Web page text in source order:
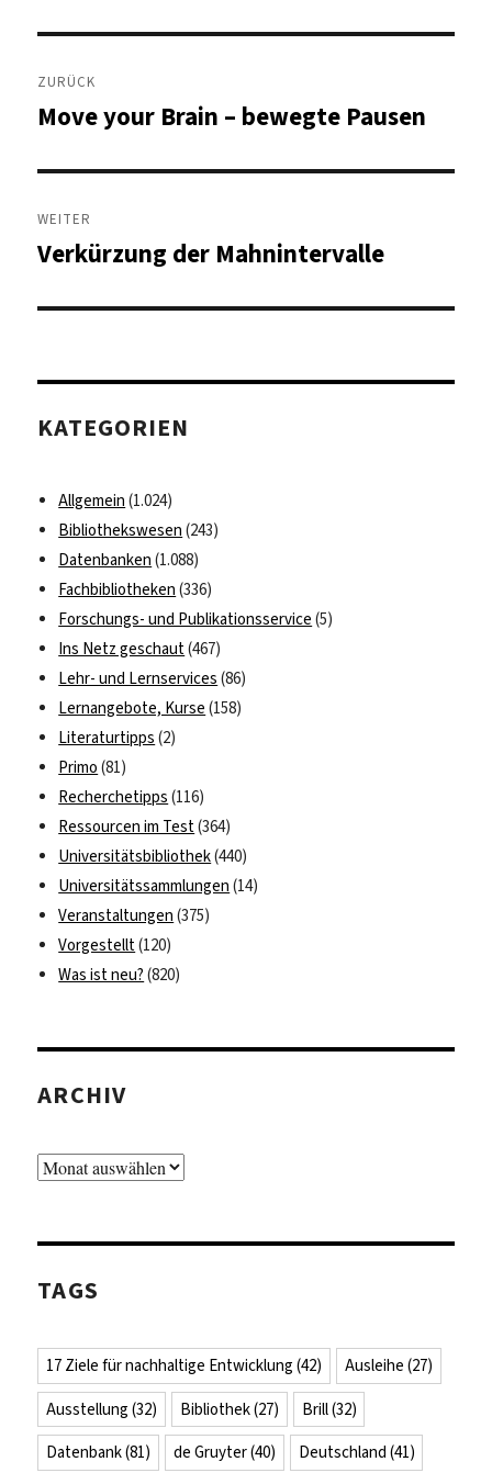
Beitragsnavigation
ZURÜCK
Vorheriger
Move your Brain – bewegte Pausen
WEITER
Nächster
Verkürzung der Mahnintervalle
KATEGORIEN
Allgemein (1.024)
Bibliothekswesen (243)
Datenbanken (1.088)
Fachbibliotheken (336)
Forschungs- und Publikationsservice (5)
Ins Netz geschaut(467)
Lehr- und Lernservices (86)
Lernangebote, Kurse (158)
Literaturtipps (2)
Primo (81)
Recherchetipps (116)
Ressourcen im Test(364)
Universitätsbibliothek(440)
Universitätssammlungen (14)
Veranstaltungen (375)
Vorgestellt(120)
Was ist neu? (820)
ARCHIV
Archiv
TAGS
17 Ziele für nachhaltige Entwicklung (42) Ausleihe (27)
Ausstellung (32) Bibliothek(27) Brill(32)
Datenbank(81) de Gruyter(40) Deutschland (41)